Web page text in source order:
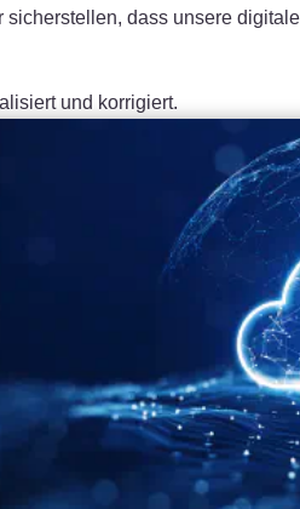
dass unsere
und korrigiert.